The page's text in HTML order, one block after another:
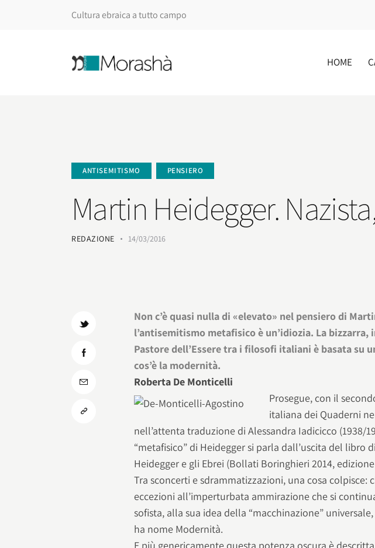
Cultura ebraica a tutto campo
HOME
ANTISEMITISMO PENSIERO
Martin Heidegger.
REDAZIONE 14/03/2016
Non c’è quasi nulla di «elevato» nel pensiero di
l’antisemitismo metafisico è un’idiozia. La
Pastore dell’Essere tra i filosofi italiani è basata su
cos’è la modernità.
Roberta De Monticelli
Prosegue, con il
italiana dei Quaderni
nell’attenta traduzione di Alessandra Iadicicco (1938/
“metafisico” di Heidegger si parla dall’uscita del libro
Heidegger e gli Ebrei (Bollati Boringhieri 2014,
Tra sconcerti e sdrammatizzazioni, una cosa colpisce:
eccezioni all’imperturbata ammirazione che si
sofista, alla sua idea della “macchinazione”
ha nome Modernità.
E più genericamente questa potenza oscura è